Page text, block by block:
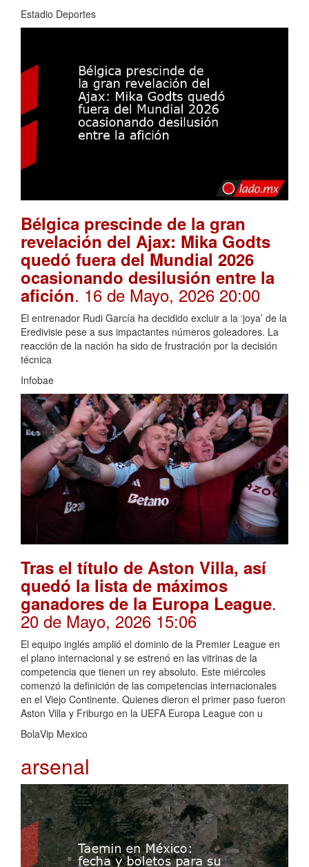
Estadio Deportes
Bélgica prescinde de la gran
revelación del Ajax: Mika Godts
quedó fuera del Mundial 2026
ocasionando desilusión entre la
afición. 16 de Mayo, 2026 20:00
El entrenador Rudi García ha decidido excluir a la ‘joya’ de la
Eredivisie pese a sus impactantes números goleadores. La
reacción de la nación ha sido de frustración por la decisión
técnica
Infobae
Tras el título de Aston Villa, así
quedó la lista de máximos
ganadores de la Europa League.
20 de Mayo, 2026 15:06
El equipo inglés amplió el dominio de la Premier League en
el plano internacional y se estrenó en las vitrinas de la
competencia que tienen un rey absoluto. Este miércoles
comenzó la definición de las competencias internacionales
en el Viejo Continente. Quienes dieron el primer paso fueron
Aston Villa y Friburgo en la UEFA Europa League con u
BolaVip Mexico
arsenal